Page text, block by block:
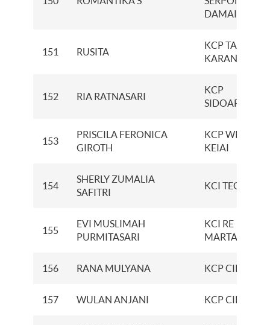
DAMAI
151 RUSITA
KCP TANJUNG
KARANG
152 RIA RATNASARI
KCP
SIDOARDJO
153
PRISCILA FERONICA
GIROTH
KCP WISMA
KEIAI
154
SHERLY ZUMALIA
SAFITRI
KCI TEGAL
155
EVI MUSLIMAH
PURMITASARI
KCI RE
156 RANA MULYANA KCP
157 WULAN ANJANI KCP